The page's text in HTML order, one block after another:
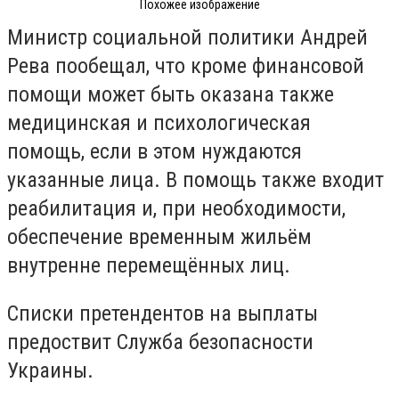
Похожее изображение
Министр социальной политики Андрей
Рева пообещал, что кроме финансовой
помощи может быть оказана также
медицинская и психологическая
помощь, если в этом нуждаются
указанные лица. В помощь также входит
реабилитация и, при необходимости,
обеспечение временным жильём
внутренне перемещённых лиц.
Списки претендентов на выплаты
предоствит Служба безопасности
Украины.